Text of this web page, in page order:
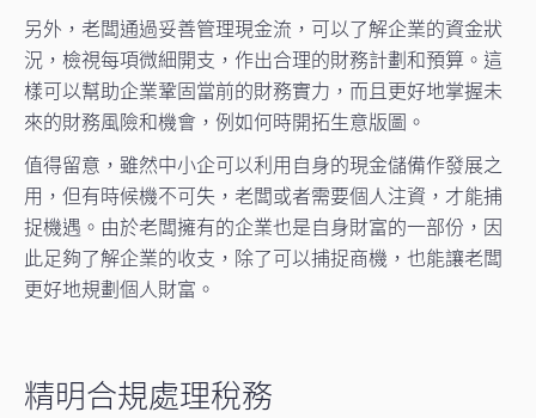
另外，老闆通過妥善管理現金流，可以了解企業的資金狀
況，檢視每項微細開支，作出合理的財務計劃和預算。這
樣可以幫助企業鞏固當前的財務實力，而且更好地掌握未
來的財務風險和機會，例如何時開拓生意版圖。
值得留意，雖然中小企可以利用自身的現金儲備作發展之
用，但有時候機不可失，老闆或者需要個人注資，才能捕
捉機遇。由於老闆擁有的企業也是自身財富的一部份，因
此足夠了解企業的收支，除了可以捕捉商機，也能讓老闆
更好地規劃個人財富。
精明合規處理稅務